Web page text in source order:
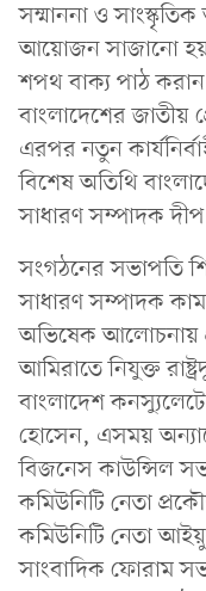
সম্মাননা ও সাংস্কৃতিক
আয়োজন সাজানো
শপথ বাক্য পাঠ
বাংলাদেশের জাতীয়
এরপর নতুন
বিশেষ অতিথি
সাধারণ সম্পাদক
সংগঠনের সভাপতি
সাধারণ সম্পাদক
অভিষেক আলোচনায়
আমিরাতে নিযুক্ত
বাংলাদেশ
হোসেন, এসময়
বিজনেস কাউন্সিল
কমিউনিটি নেতা
কমিউনিটি নেতা
সাংবাদিক ফোরাম